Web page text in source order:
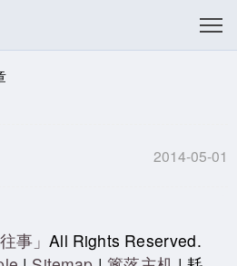
2014-05-01
往事」All Rights Reserved.